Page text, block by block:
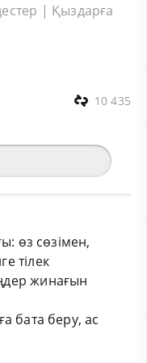
| Қыздарға
10 435
өз сөзімен,
тілек
жинағын
бата беру, ас